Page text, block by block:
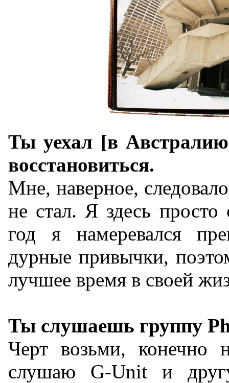
Ты уехал [в
восстановиться.
Мне, наверное,
не стал. Я здесь
год я намеревался
дурные привычки,
лучшее время в своей
Ты слушаешь группу
Черт возьми, конечно
слушаю G-Unit и